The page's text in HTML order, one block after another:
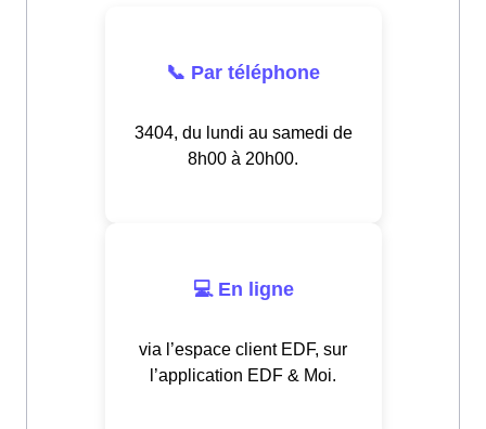
📞 Par téléphone
3404, du lundi au samedi de
8h00 à 20h00.
💻 En ligne
via l’espace client EDF, sur
l’application EDF & Moi.